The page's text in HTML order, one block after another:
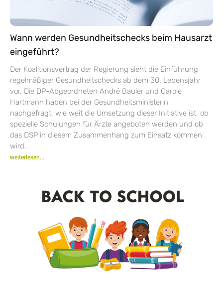
Wann werden Gesundheitschecks beim Hausarzt
eingeführt?
Der Koalitionsvertrag der Regierung sieht die Einführung
regelmäßiger Gesundheitschecks ab dem 30. Lebensjahr
vor. Die DP-Abgeordneten André Bauler und Carole
Hartmann haben bei der Gesundheitsministerin
nachgefragt, wie weit die Umsetzung dieser Initiative ist, ob
spezielle Schulungen für Ärzte angeboten werden und ob
das DSP in diesem Zusammenhang zum Einsatz kommen
wird.
weiterlesen...